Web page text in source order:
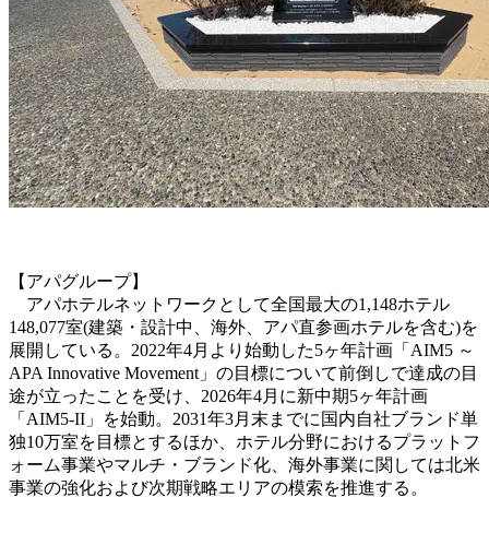
【アパグループ】
アパホテルネットワークとして全国最大の1,148ホテル
148,077室(建築・設計中、海外、アパ直参画ホテルを含む)を
展開している。2022年4月より始動した5ヶ年計画「AIM5 ～
APA Innovative Movement」の目標について前倒しで達成の目
途が立ったことを受け、2026年4月に新中期5ヶ年計画
「AIM5-II」を始動。2031年3月末までに国内自社ブランド単
独10万室を目標とするほか、ホテル分野におけるプラットフ
ォーム事業やマルチ・ブランド化、海外事業に関しては北米
事業の強化および次期戦略エリアの模索を推進する。